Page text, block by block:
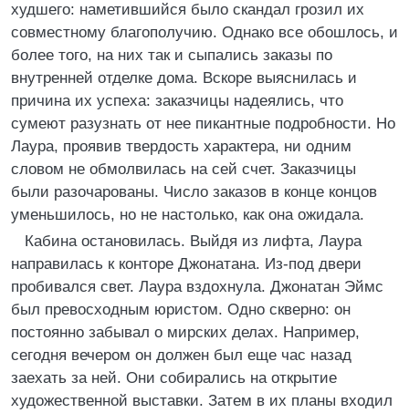
худшего: наметившийся было скандал грозил их
совместному благополучию. Однако все обошлось, и
более того, на них так и сыпались заказы по
внутренней отделке дома. Вскоре выяснилась и
причина их успеха: заказчицы надеялись, что
сумеют разузнать от нее пикантные подробности. Но
Лаура, проявив твердость характера, ни одним
словом не обмолвилась на сей счет. Заказчицы
были разочарованы. Число заказов в конце концов
уменьшилось, но не настолько, как она ожидала.
Кабина остановилась. Выйдя из лифта, Лаура
направилась к конторе Джонатана. Из-под двери
пробивался свет. Лаура вздохнула. Джонатан Эймс
был превосходным юристом. Одно скверно: он
постоянно забывал о мирских делах. Например,
сегодня вечером он должен был еще час назад
заехать за ней. Они собирались на открытие
художественной выставки. Затем в их планы входил